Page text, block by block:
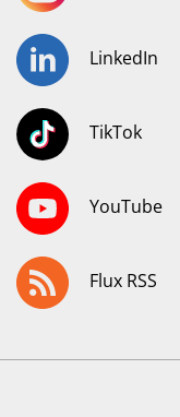
LinkedIn
TikTok
YouTube
Flux RSS